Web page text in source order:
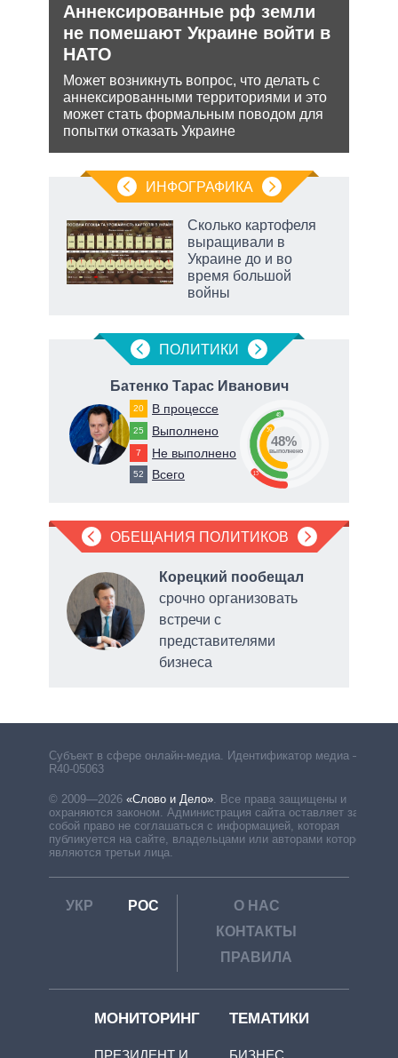
Аннексированные рф земли
не помешают Украине войти в
НАТО
Может возникнуть вопрос, что делать с
аннексированными территориями и это
может стать формальным поводом для
попытки отказать Украине
ИНФОГРАФИКА
Сколько картофеля
выращивали в
Украине до и во
время большой
войны
ПОЛИТИКИ
Батенко Тарас Иванович
20 В процессе
25 Выполнено
7 Не выполнено
52 Всего 13
48
39
48%
выполнено
ОБЕЩАНИЯ ПОЛИТИКОВ
Корецкий пообещал
срочно организовать
встречи с
представителями
бизнеса
Субъект в сфере онлайн-медиа. Идентификатор медиа –
R40-05063
© 2009—2026 «Слово и Дело». Все права защищены и
охраняются законом. Администрация сайта оставляет за
собой право не соглашаться с информацией, которая
публикуется на сайте, владельцами или авторами которой
являются третьи лица.
УКР РОС
О НАС
КОНТАКТЫ
ПРАВИЛА
МОНИТОРИНГ
ПРЕЗИДЕНТ И
ТЕМАТИКИ
БИЗНЕС